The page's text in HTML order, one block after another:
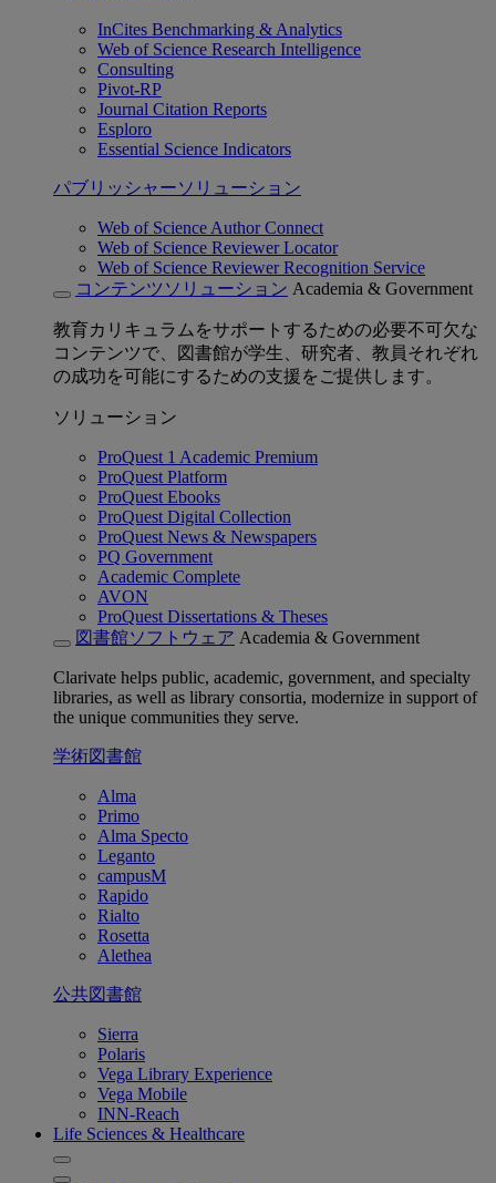
InCites Benchmarking & Analytics
Web of Science Research Intelligence
Consulting
Pivot-RP
Journal Citation Reports
Esploro
Essential Science Indicators
パブリッシャーソリューション
Web of Science Author Connect
Web of Science Reviewer Locator
Web of Science Reviewer Recognition Service
コンテンツソリューション Academia & Government
教育カリキュラムをサポートするための必要不可欠な
コンテンツで、図書館が学生、研究者、教員それぞれ
の成功を可能にするための支援をご提供します。
ソリューション
ProQuest 1 Academic Premium
ProQuest Platform
ProQuest Ebooks
ProQuest Digital Collection
ProQuest News & Newspapers
PQ Government
Academic Complete
AVON
ProQuest Dissertations & Theses
図書館ソフトウェア Academia & Government
Clarivate helps public, academic, government, and specialty
libraries, as well as library consortia, modernize in support of
the unique communities they serve.
学術図書館
Alma
Primo
Alma Specto
Leganto
campusM
Rapido
Rialto
Rosetta
Alethea
公共図書館
Sierra
Polaris
Vega Library Experience
Vega Mobile
INN-Reach
Life Sciences & Healthcare